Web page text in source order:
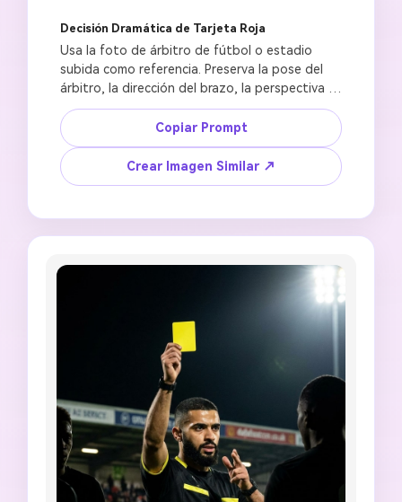
Decisión Dramática de Tarjeta Roja
Usa la foto de árbitro de fútbol o estadio
subida como referencia. Preserva la pose del
árbitro, la dirección del brazo, la perspectiva
del campo y la calidad original de la imagen.
Crea una imagen dramática de árbitro de
fútbol con tarjeta roja con la tarjeta
claramente levantada, intensos focos del
estadio, jugadores desenfocados en el fondo,
deportiva cinematográfica, composición vertical
4:5, sin logotipos oficiales, sin escudos de
Copiar Prompt
Crear Imagen Similar ↗